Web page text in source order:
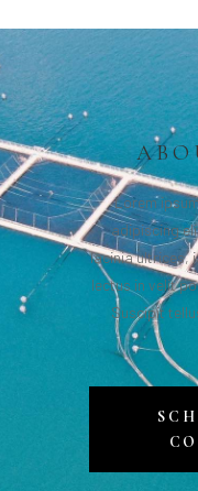
Lorem
adipiscing
lacinia ultrices,
lectus in velit
Suscipit